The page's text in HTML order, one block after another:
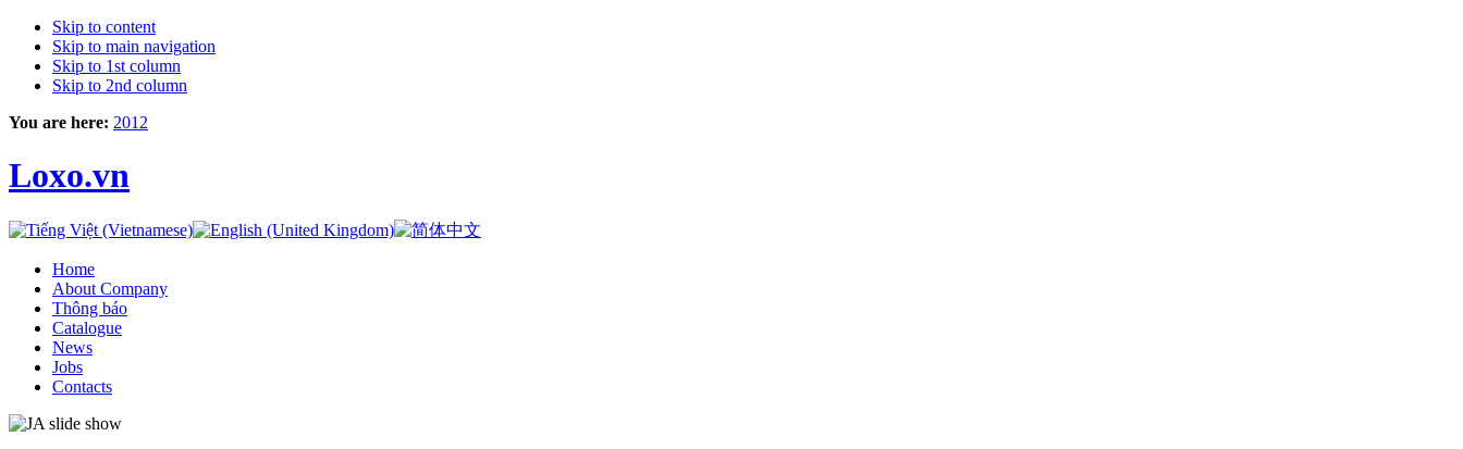
Skip to content
Skip to main navigation
Skip to 1st column
Skip to 2nd column
You are here: 2012
Loxo.vn
Home
About Company
Thông báo
Catalogue
News
Jobs
Contacts